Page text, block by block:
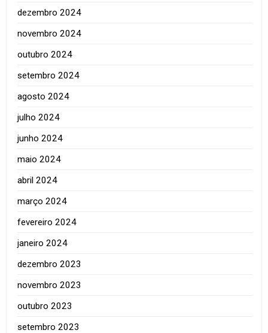
dezembro 2024
novembro 2024
outubro 2024
setembro 2024
agosto 2024
julho 2024
junho 2024
maio 2024
abril 2024
março 2024
fevereiro 2024
janeiro 2024
dezembro 2023
novembro 2023
outubro 2023
setembro 2023